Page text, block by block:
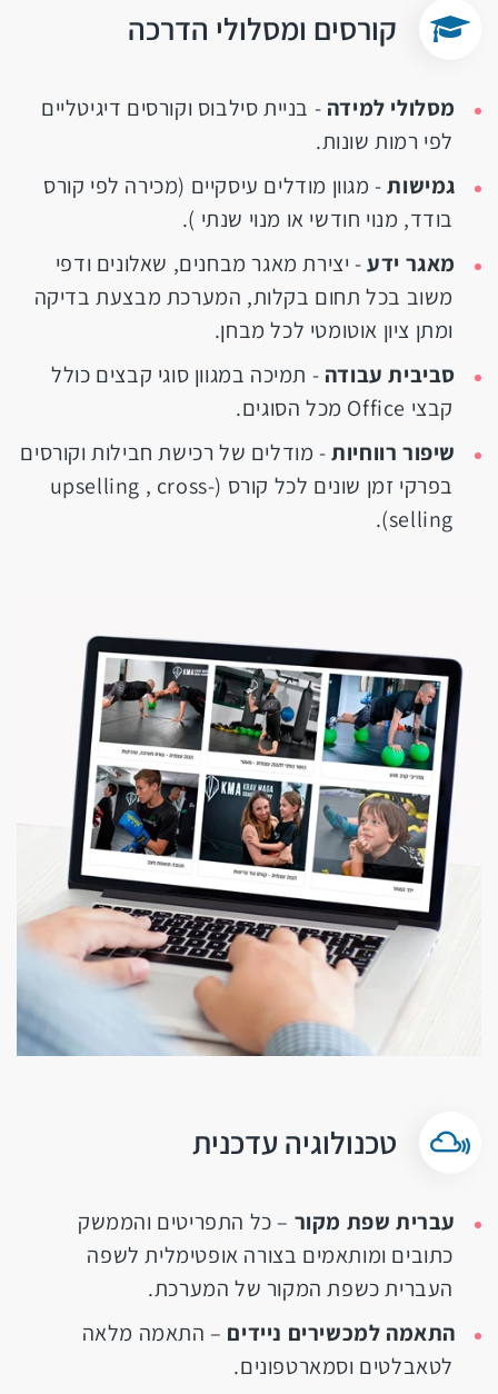
קורסים ומסלולי הדרכה
מסלולי למידה - בניית סילבוס וקורסים דיגיטליים
לפי רמות שונות.
גמישות- מגוון מודלים עיסקיים (מכירה לפי קורס
בודד, מנוי חודשי או מנוי שנתי ).
מאגר ידע- יצירת מאגר מבחנים, שאלונים ודפי
משוב בכל תחום בקלות, המערכת מבצעת בדיקה
ומתן ציון אוטומטי לכל מבחן.
סביבית עבודה - תמיכה במגוון סוגי קבצים כולל
קבצי Office מכל הסוגים.
שיפור רווחיות- מודלים של רכישת חבילות וקורסים
בפרקי זמן שונים לכל קורס (upselling , cross-
selling).
טכנולוגיה עדכנית
עברית שפת מקור – כל התפריטים והממשק
כתובים ומותאמים בצורה אופטימלית לשפה
העברית כשפת המקור של המערכת.
התאמה למכשירים ניידים – התאמה מלאה
לטאבלטים וסמארטפונים.